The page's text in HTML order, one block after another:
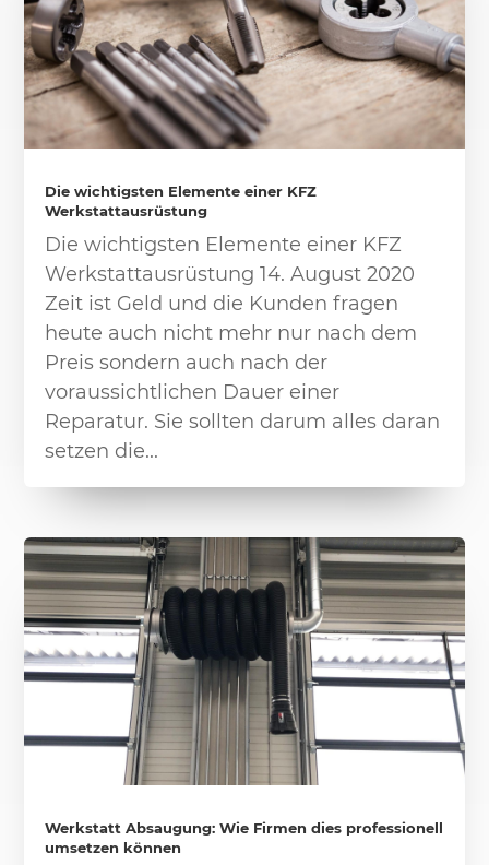
Die wichtigsten Elemente einer KFZ
Werkstattausrüstung
Die wichtigsten Elemente einer KFZ
Werkstattausrüstung 14. August 2020
Zeit ist Geld und die Kunden fragen
heute auch nicht mehr nur nach dem
Preis sondern auch nach der
voraussichtlichen Dauer einer
Reparatur. Sie sollten darum alles daran
setzen die...
Werkstatt Absaugung: Wie Firmen dies professionell
umsetzen können